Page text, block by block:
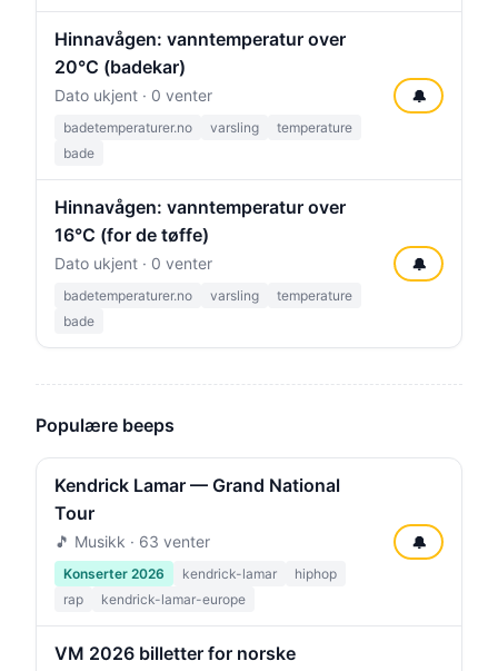
Hinnavågen: vanntemperatur over
20°C (badekar)
Dato ukjent · 0 venter
badetemperaturer.no varsling
temperature
bade
🔔
Hinnavågen: vanntemperatur over
16°C (for de tøffe)
Dato ukjent · 0 venter
badetemperaturer.no varsling
temperature
bade
🔔
Populære beeps
Kendrick Lamar — Grand National
Tour
🎵 Musikk · 63 venter
Konserter 2026 kendrick-lamar
hiphop
rap
kendrick-lamar-europe
🔔
VM 2026 billetter for norske